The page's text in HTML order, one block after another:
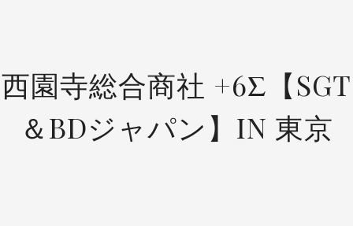
西園寺総合商社 +6Σ【SGT
＆BDジャパン】IN 東京